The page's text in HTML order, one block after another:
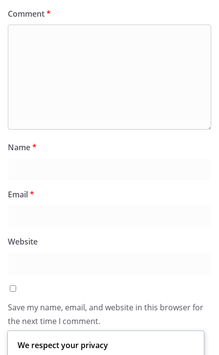
Comment*
Name*
Email*
Website
Save my name, email, and website in this browser for
the next time I comment.
We respect your privacy